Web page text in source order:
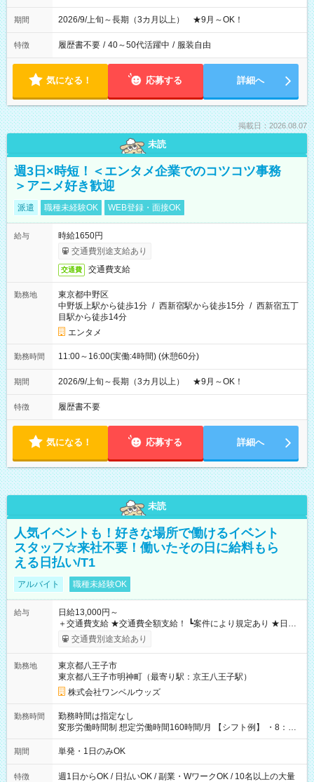
期間 2026/9/上旬～長期（3カ月以上） ★9月～OK！
特徴 履歴書不要 / 40～50代活躍中 / 服装自由
気になる！ 応募する 詳細へ
掲載日：2026.08.07
未読
週3日×時短！＜エンタメ企業でのコツコツ事務
＞アニメ好き歓迎
派遣 職種未経験OK WEB登録・面接OK
給与
時給1650円
交通費別途支給あり
交通費 交通費支給
勤務地
東京都中野区
中野坂上駅から徒歩1分 / 西新宿駅から徒歩15分 / 西新宿五丁
目駅から徒歩14分
エンタメ
勤務時間 11:00～16:00(実働:4時間) (休憩60分)
期間 2026/9/上旬～長期（3カ月以上） ★9月～OK！
特徴 履歴書不要
気になる！ 応募する 詳細へ
未読
人気イベントも！好きな場所で働けるイベント
スタッフ☆来社不要！働いたその日に給料もら
える日払い/T1
アルバイト 職種未経験OK
給与
日給13,000円～
＋交通費支給 ★交通費全額支給！ ┗案件により規定あり ★日払
いOK！（規定あり） ┗働いたその日に現金GET♪ お仕事後はコ
ンビニATMから 日払い分を引き落とせます！ 【試用期間】試
交通費別途支給あり
勤務地
東京都八王子市
東京都八王子市明神町（最寄り駅：京王八王子駅）
株式会社ワンベルウッズ
勤務時間
勤務時間は指定なし
変形労働時間制 想定労働時間160時間/月 【シフト例】 ・8：00
～21：00
期間 単発・1日のみOK
特徴
週1日からOK / 日払いOK / 副業・WワークOK / 10名以上の大量